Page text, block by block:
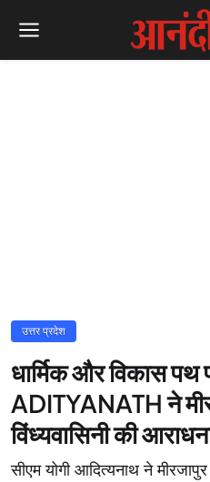
उत्तर प्रदेश
धार्मिक और विकास
ADITYANATH ने
विंध्यवासिनी की
सीएम योगी आदित्यनाथ ने